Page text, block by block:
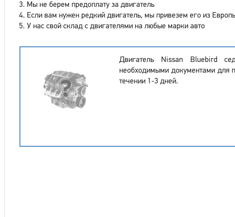
Мы не берем предоплату за двигатель
Если вам нужен редкий двигатель, мы привезем его из
У нас свой склад с двигателями на любые марки авто
Двигатель Nissan Bluebird
необходимыми документами для
течении 1-3 дней.